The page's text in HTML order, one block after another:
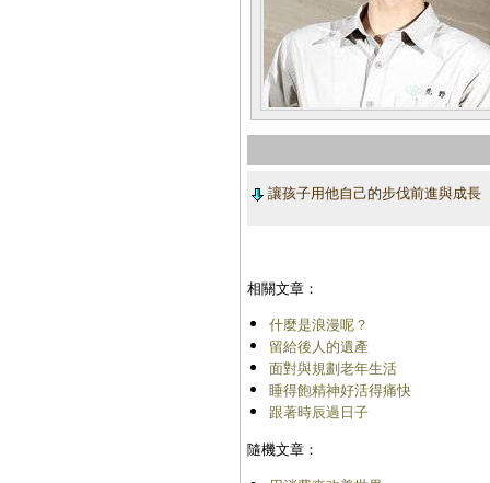
讓孩子用他自己的步伐前進與成長
相關文章：
什麼是浪漫呢？
留給後人的遺產
面對與規劃老年生活
睡得飽精神好活得痛快
跟著時辰過日子
隨機文章：